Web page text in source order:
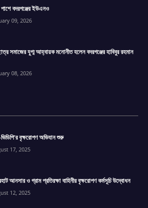
বদরগঞ্জের ইউএনও
09, 2026
সমাজের যুগ্ম আহ্বায়ক মনোনীত হলেন বদরগঞ্জের হাবিবুর রহমান
08, 2026
বৃক্ষরোপণ অভিযান শুরু
17, 2025
আনসার ও গ্রাম প্রতিরক্ষা বাহিনীর বৃক্ষরোপণ কর্মসূচি উদ্বোধন
12, 2025